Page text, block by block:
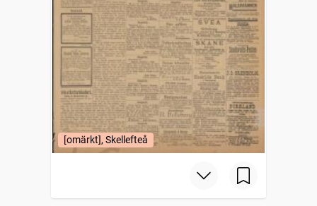
[omärkt], Skellefteå